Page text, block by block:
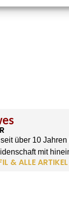
über 10
mit
& ALLE